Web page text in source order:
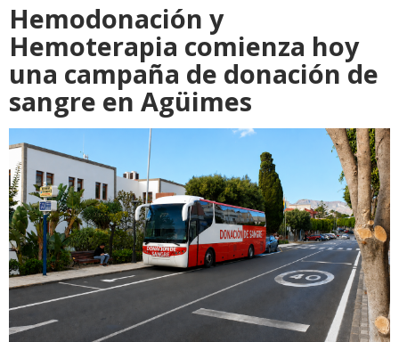
Hemodonación y
Hemoterapia comienza hoy
una campaña de donación de
sangre en Agüimes